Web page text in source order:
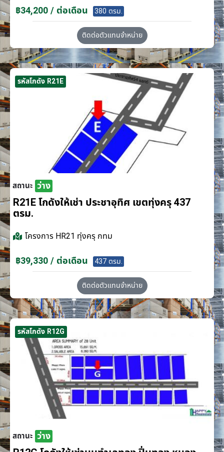
฿34,200 / ต่อเดือน 380 ตรม.
ติดต่อตัวแทนจำหน่าย
รหัสโกดัง R21E
สถานะ ว่าง
R21E โกดังให้เช่า ประชาอุทิศ เขตทุ่งครุ 437
ตรม.
โครงการ HR21 ทุ่งครุ กทม
฿39,330 / ต่อเดือน 437 ตรม.
ติดต่อตัวแทนจำหน่าย
รหัสโกดัง R12G
สถานะ ว่าง